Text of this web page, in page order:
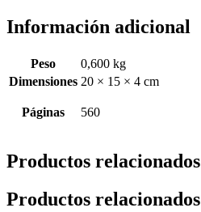
Información adicional
Peso
0,600 kg
Dimensiones 20 × 15 × 4 cm
Páginas 560
Productos relacionados
Productos relacionados